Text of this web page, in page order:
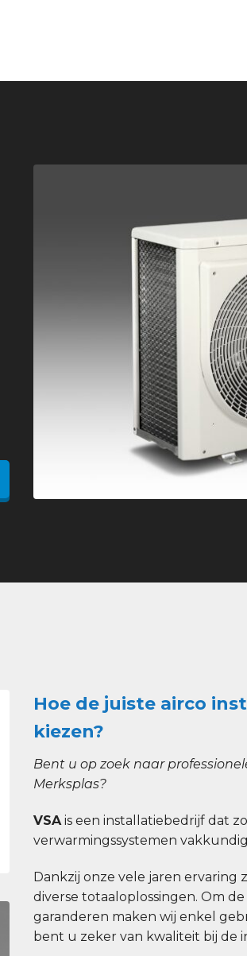
Hoe de juiste airco
kiezen?
Bent u op zoek naar
Merksplas?
VSA is een installatiebedrijf dat
verwarmingssystemen
Dankzij onze vele jaren ervaring
diverse totaaloplossingen. Om
garanderen maken wij enkel
bent u zeker van kwaliteit bij de